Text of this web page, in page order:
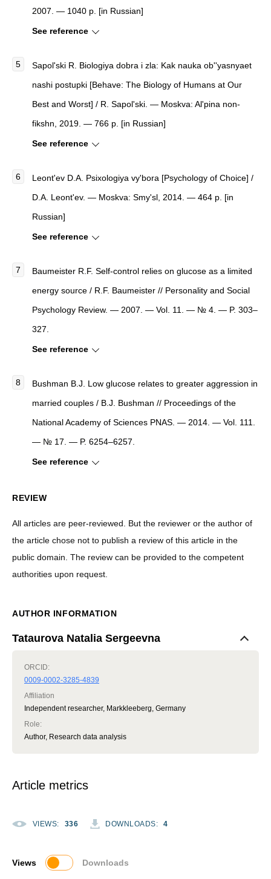
2007. — 1040 p. [in Russian]
See reference
Sapol'ski R. Biologiya dobra i zla: Kak nauka ob''yasnyaet
nashi postupki [Behave: The Biology of Humans at Our
Best and Worst] / R. Sapol'ski. — Moskva: Al'pina non-
fikshn, 2019. — 766 p. [in Russian]
See reference
Leont'ev D.A. Psixologiya vy'bora [Psychology of Choice] /
D.A. Leont'ev. — Moskva: Smy'sl, 2014. — 464 p. [in
Russian]
See reference
Baumeister R.F. Self-control relies on glucose as a limited
energy source / R.F. Baumeister // Personality and Social
Psychology Review. — 2007. — Vol. 11. — № 4. — P. 303–
327.
See reference
Bushman B.J. Low glucose relates to greater aggression in
married couples / B.J. Bushman // Proceedings of the
National Academy of Sciences PNAS . — 2014. — Vol. 111.
— № 17. — P. 6254–6257.
See reference
REVIEW
All articles are peer-reviewed. But the reviewer or the author of
the article chose not to publish a review of this article in the
public domain. The review can be provided to the competent
authorities upon request.
AUTHOR INFORMATION
Tataurova Natalia Sergeevna
ORCID:
0009-0002-3285-4839
Affiliation
Independent researcher, Markkleeberg, Germany
Role:
Author, Research data analysis
Article metrics
VIEWS: 336 DOWNLOADS: 4
Views Downloads